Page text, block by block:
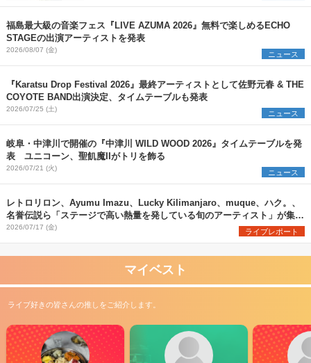
福島最大級の音楽フェス『LIVE AZUMA 2026』無料で楽しめるECHO
STAGEの出演アーティストを発表
2026/08/07 (金) ニュース
『Karatsu Drop Festival 2026』最終アーティストとして佐野元春 & THE
COYOTE BAND出演決定、タイムテーブルも発表
2026/07/25 (土) ニュース
岐阜・中津川で開催の『中津川 WILD WOOD 2026』タイムテーブルを発
表 ユニコーン、聖飢魔IIがトリを飾る
2026/07/21 (火) ニュース
レトロリロン、Ayumu Imazu、Lucky Kilimanjaro、muque、ハク。、
名誉伝説ら「ステージで高い熱量を発している旬のアーティスト」が集結
『FM802 Rockin’Radio! -OSAKA JO YAON-』 レポート
2026/07/17 (金) ライブレポート
マイベスト
ライブ好きの皆さんの推しをご紹介します。